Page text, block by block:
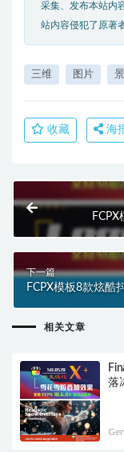
采集、发布本站内
站内容侵犯了原著
三维 图片
收藏 海
下一篇
FCPX模板8款炫酷
相关文章
落